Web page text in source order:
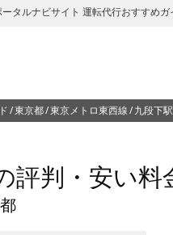
タルナビサイト 運転代行おすすめ
東京都 東京メトロ東西線 九段下
評判・安い